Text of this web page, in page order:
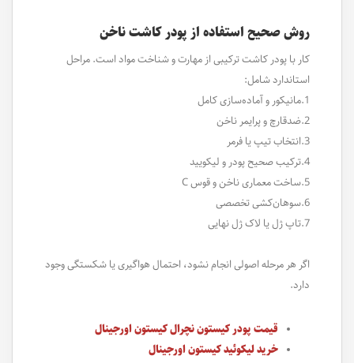
روش صحیح استفاده از پودر کاشت ناخن
کار با پودر کاشت ترکیبی از مهارت و شناخت مواد است. مراحل
استاندارد شامل:
1.مانیکور و آماده‌سازی کامل
2.ضدقارچ و پرایمر ناخن
3.انتخاب تیپ یا فرمر
4.ترکیب صحیح پودر و لیکویید
5.ساخت معماری ناخن و قوس C
6.سوهان‌کشی تخصصی
7.تاپ ژل یا لاک ژل نهایی
اگر هر مرحله اصولی انجام نشود، احتمال هواگیری یا شکستگی وجود
دارد.
قیمت پودر کیستون نچرال کیستون اورجینال
خرید لیکوئید کیستون اورجینال